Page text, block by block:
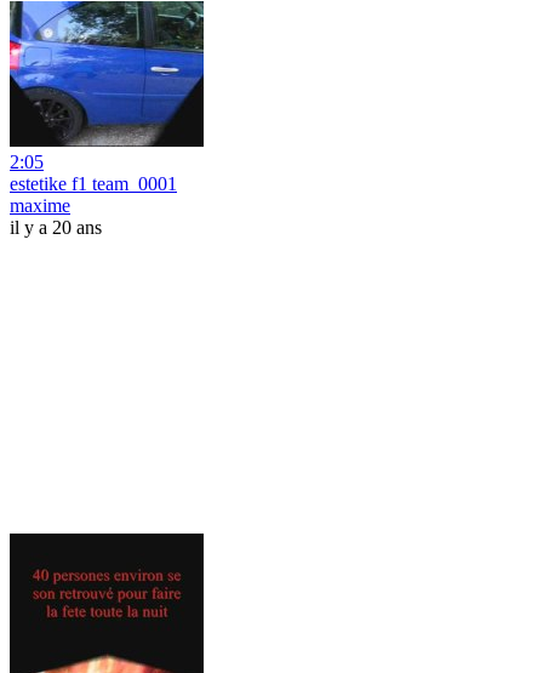
2:05
estetike f1 team_0001
maxime
il y a 20 ans